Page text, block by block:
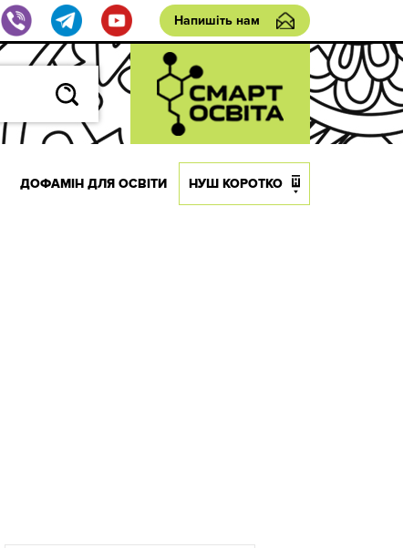
Напишіть нам
ДОФАМІН ДЛЯ ОСВІТИ НУШ КОРОТКО